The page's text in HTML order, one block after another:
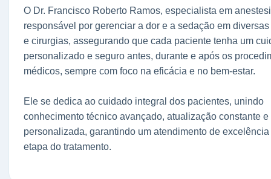
O Dr. Francisco Roberto Ramos, especialista em
responsável por gerenciar a dor e a sedação em
e cirurgias, assegurando que cada paciente tenha um
personalizado e seguro antes, durante e após os
médicos, sempre com foco na eficácia e no bem-estar.
Ele se dedica ao cuidado integral dos pacientes, unindo
conhecimento técnico avançado, atualização constante e
personalizada, garantindo um atendimento de
etapa do tratamento.